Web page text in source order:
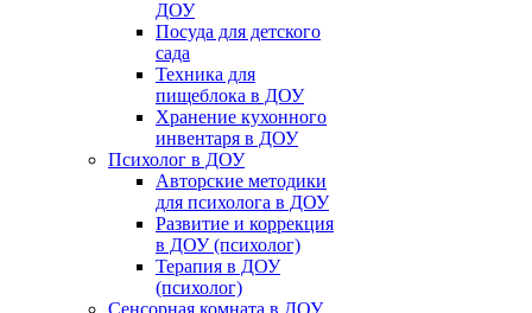
ДОУ
Посуда для детского
сада
Техника для
пищеблока в ДОУ
Хранение кухонного
инвентаря в ДОУ
Психолог в ДОУ
Авторские методики
для психолога в ДОУ
Развитие и коррекция
в ДОУ (психолог)
Терапия в ДОУ
(психолог)
Сенсорная комната в ДОУ